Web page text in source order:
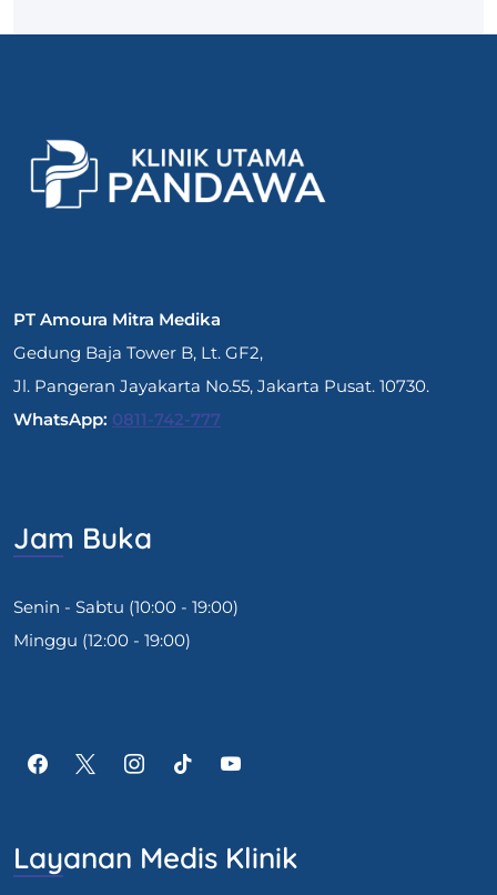
PT Amoura Mitra Medika
Gedung Baja Tower B, Lt. GF2,
Jl. Pangeran Jayakarta No.55, Jakarta Pusat. 10730.
WhatsApp: 0811-742-777
Jam Buka
Senin - Sabtu (10:00 - 19:00)
Minggu (12:00 - 19:00)
Layanan Medis Klinik